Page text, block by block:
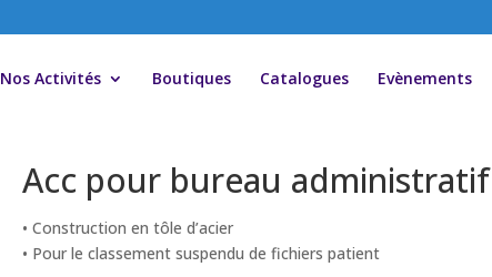
Nos Activités Boutiques Catalogues Evènements
Acc pour bureau administratif
• Construction en tôle d’acier
• Pour le classement suspendu de fichiers patient